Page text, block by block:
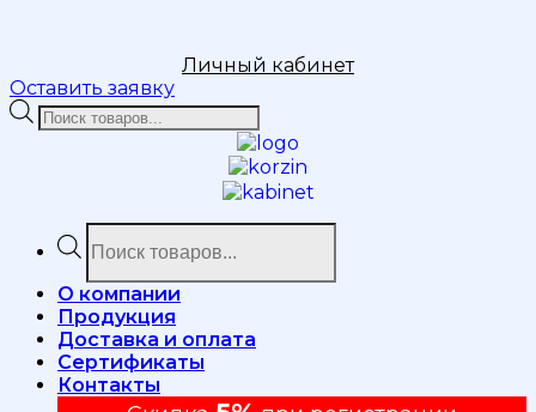
Личный кабинет
Оставить заявку
Поиск
товаров
Поиск
товаров
О компании
Продукция
Доставка и оплата
Сертификаты
Контакты